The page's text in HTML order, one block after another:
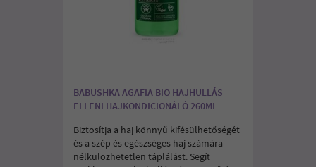
BABUSHKA AGAFIA BIO HAJHULLÁS
ELLENI HAJKONDICIONÁLÓ 260ML
Biztosítja a haj könnyű kifésülhetőségét
és a szép és egészséges haj számára
nélkülözhetetlen táplálást. Segít